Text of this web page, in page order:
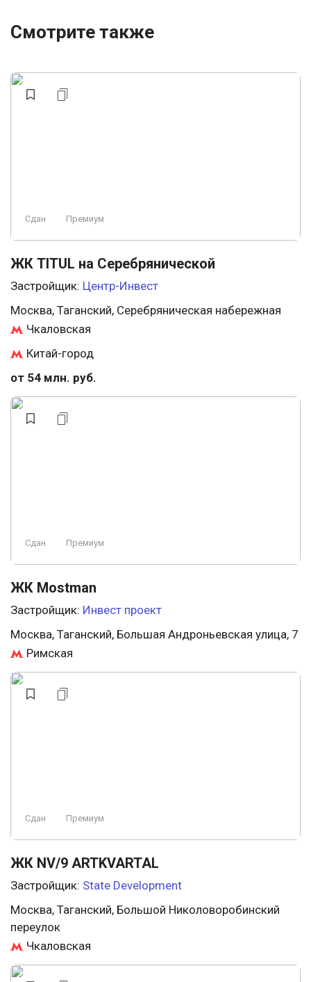
Смотрите также
Сдан Премиум
ЖК TITUL на Серебрянической
Застройщик: Центр-Инвест
Москва, Таганский, Серебряническая набережная
Чкаловская
Китай-город
от 54 млн. руб.
Сдан Премиум
ЖК Mostman
Застройщик: Инвест проект
Москва, Таганский, Большая Андроньевская улица, 7
Римская
Сдан Премиум
ЖК NV/9 ARTKVARTAL
Застройщик: State Development
Москва, Таганский, Большой Николоворобинский
переулок
Чкаловская